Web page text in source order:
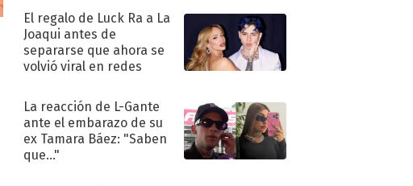
El regalo de Luck Ra a La
Joaqui antes de
separarse que ahora se
volvió viral en redes
La reacción de L-Gante
ante el embarazo de su
ex Tamara Báez: "Saben
que..."